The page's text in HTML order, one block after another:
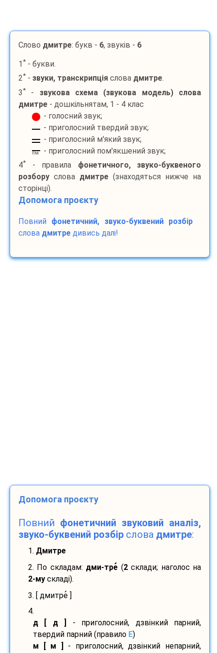
Слово дмитре: букв - 6, звуків - 6
1 * - букви.
2* - звуки, транскрипція слова дмитре.
3* - звукова схема (звукова модель) слова
дмитре - дошкільнятам, 1 - 4 клас
- голосний звук;
- приголосний твердий звук;
- приголосний м'який звук;
пм
- приголосний пом'якшений звук;
4* - правила фонетичного, звуко-буквеного
розбору слова дмитре (знаходяться нижче на
сторінці).
Допомога проєкту
Повний фонетичний, звуко-буквений розбір
слова дмитре дивись далі!
Допомога проєкту
Повний фонетичний звуковий аналіз,
звуко-буквений розбір слова дмитре:
1. Дмитре
2. По складам: дми-тре (2склади; наголос на
2-му складі).
3. [ дмитре
4.
д [ д ]
- приголосний, дзвінкий парний,
твердий парний (правило E)
м [ м ]
- приголосний, дзвінкий непарний,